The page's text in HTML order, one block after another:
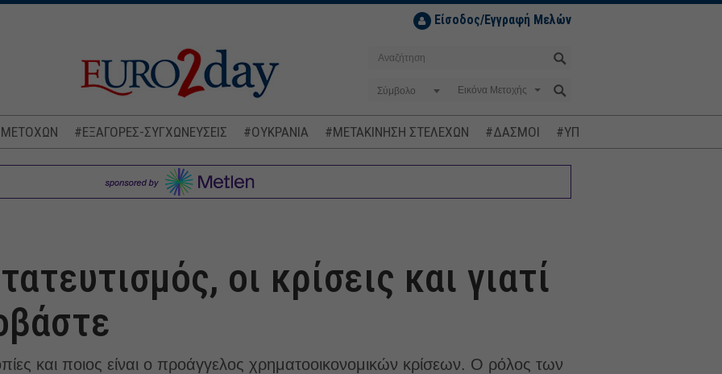
Είσοδος/Εγγραφή Μελών
Σύμβολο
ΜΕΤΟΧΩΝ #ΕΞΑΓΟΡΕΣ-ΣΥΓΧΩΝΕΥΣΕΙΣ #ΟΥΚΡΑΝΙΑ #ΜΕΤΑΚΙΝΗΣΗ ΣΤΕΛΕΧΩΝ #ΔΑΣΜΟΙ #ΥΠΟΚΛΟΠΕΣ
οι κρίσεις και γιατί
και ποιος είναι ο προάγγελος χρηματοοικονομικών κρίσεων. Ο ρόλος των